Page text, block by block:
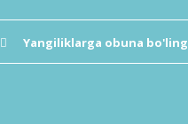
Yangiliklarga obuna bo'ling